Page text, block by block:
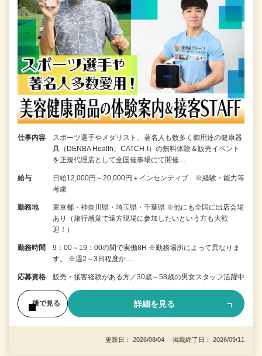
仕事内容
スポーツ選手やメダリスト、著名人も数多く御用達の健康器
具（DENBA Health、CATCH-I）の無料体験＆販売イベント
を正規代理店として全国催事場にて開催…
給与
日給12,000円～20,000円＋インセンティブ ※経験・能力等
考慮
勤務地
東京都・神奈川県・埼玉県・千葉県 ※他にも全国に出店会場
あり（旅行感覚で遠方現場に参加したいという方も大歓
迎！）
勤務時間
9：00～19：00の間で実働8H ※勤務場所によって異なりま
す。 ※週2～3日程度か…
応募資格 販売・接客経験がある方／30歳～58歳の男女スタッフ活躍中
後で見る 詳細を見る
更新日： 2026/08/04 掲載終了日： 2026/09/11